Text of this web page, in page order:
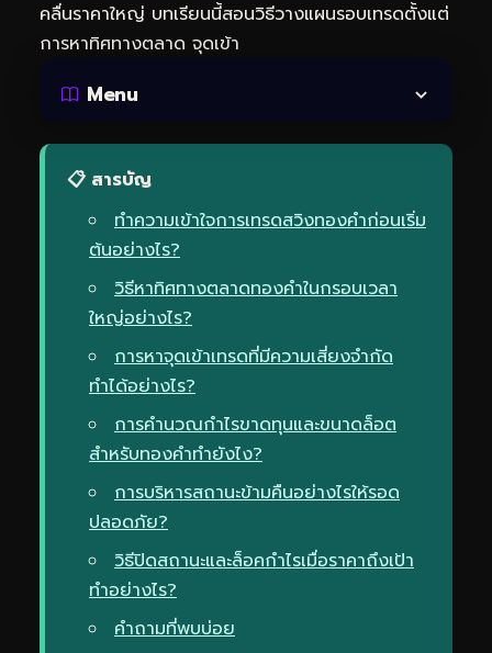
คลื่นราคาใหญ่ บทเรียนนี้สอนวิธีวางแผนรอบเทรดตั้งแต่
การหาทิศทางตลาด จุดเข้า
Menu
📋 สารบัญ
ทำความเข้าใจการเทรดสวิงทองคำก่อนเริ่ม
ต้นอย่างไร?
วิธีหาทิศทางตลาดทองคำในกรอบเวลา
ใหญ่อย่างไร?
การหาจุดเข้าเทรดที่มีความเสี่ยงจำกัด
ทำได้อย่างไร?
การคำนวณกำไรขาดทุนและขนาดล็อต
สำหรับทองคำทำยังไง?
การบริหารสถานะข้ามคืนอย่างไรให้รอด
ปลอดภัย?
วิธีปิดสถานะและล็อคกำไรเมื่อราคาถึงเป้า
ทำอย่างไร?
คำถามที่พบบ่อย